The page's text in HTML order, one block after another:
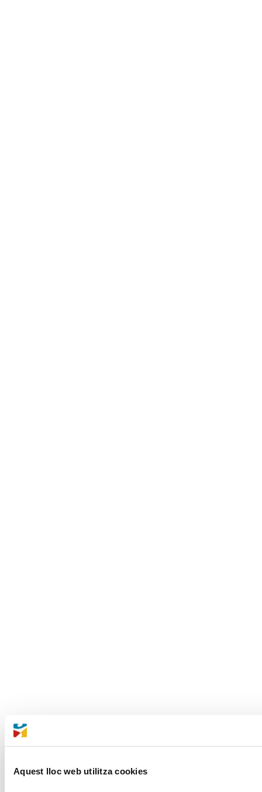
Aquest lloc web utilitza cookies